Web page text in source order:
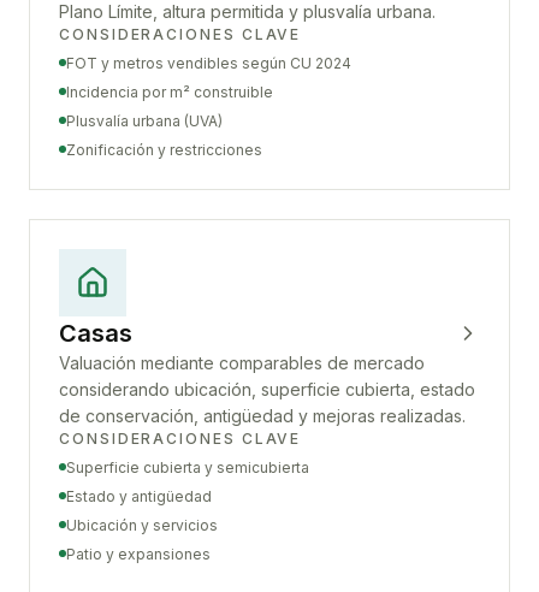
Plano Límite, altura permitida y plusvalía urbana.
CONSIDERACIONES CLAVE
FOT y metros vendibles según CU 2024
Incidencia por m² construible
Plusvalía urbana (UVA)
Zonificación y restricciones
Casas
Valuación mediante comparables de mercado
considerando ubicación, superficie cubierta, estado
de conservación, antigüedad y mejoras realizadas.
CONSIDERACIONES CLAVE
Superficie cubierta y semicubierta
Estado y antigüedad
Ubicación y servicios
Patio y expansiones